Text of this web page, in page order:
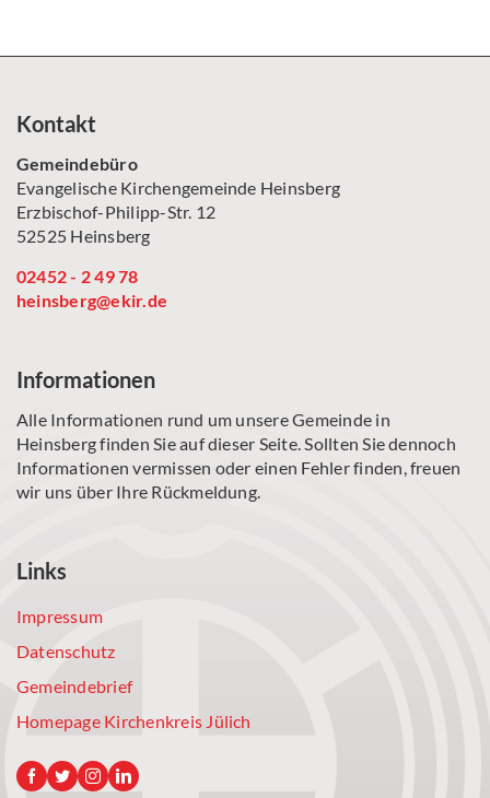
Kontakt
Gemeindebüro
Evangelische Kirchengemeinde Heinsberg
Erzbischof-Philipp-Str. 12
52525 Heinsberg
02452 - 2 49 78
heinsberg@ekir.de
Informationen
Alle Informationen rund um unsere Gemeinde in
Heinsberg finden Sie auf dieser Seite. Sollten Sie dennoch
Informationen vermissen oder einen Fehler finden, freuen
wir uns über Ihre Rückmeldung.
Links
Impressum
Datenschutz
Gemeindebrief
Homepage Kirchenkreis Jülich